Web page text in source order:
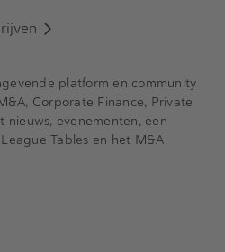
platform en community
Corporate Finance, Private
nieuws, evenementen, een
Tables en het M&A